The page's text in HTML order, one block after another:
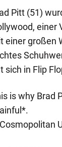
Pitt (51)
einer
einer großen
sich in Flip
is why Brad